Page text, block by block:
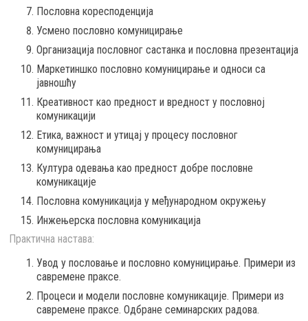
Пословна коресподенција
Усмено пословно комуницирање
Организација пословног састанка и пословна презентација
Маркетиншко пословно комуницирање и односи са
јавношћу
Креативност као предност и вредност у пословној
комуникацији
Етика, важност и утицај у процесу пословног
комуницирања
Култура одевања као предност добре пословне
комуникације
Пословна комуникација у међународном окружењу
Инжењерска пословна комуникација
Практична настава:
Увод у пословање и пословно комуницирање. Примери из
савремене праксе.
Процеси и модели пословне комуникације. Примери из
савремене праксе. Одбране семинарских радова.